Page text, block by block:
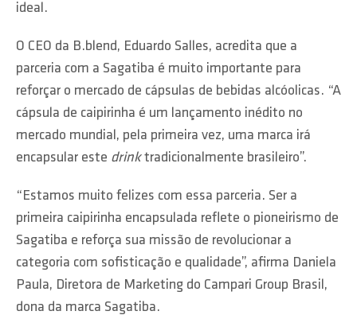
ideal.
O CEO da B.blend, Eduardo Salles, acredita que a
parceria com a Sagatiba é muito importante para
reforçar o mercado de cápsulas de bebidas alcóolicas. “A
cápsula de caipirinha é um lançamento inédito no
mercado mundial, pela primeira vez, uma marca irá
encapsular este drinktradicionalmente brasileiro”.
“Estamos muito felizes com essa parceria. Ser a
primeira caipirinha encapsulada reflete o pioneirismo de
Sagatiba e reforça sua missão de revolucionar a
categoria com sofisticação e qualidade”, afirma Daniela
Paula, Diretora de Marketing do Campari Group Brasil,
dona da marca Sagatiba.